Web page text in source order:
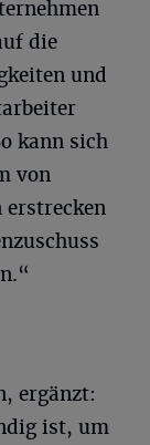
die
und
kann sich
von
erstrecken
ergänzt:
ist, um